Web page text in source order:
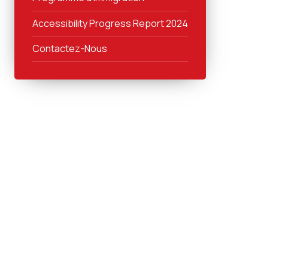
Accessibility Progress Report 2024
Contactez-Nous